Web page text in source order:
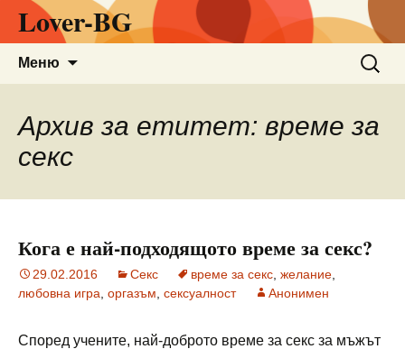
Lover-BG
Меню
за:
Архив за етитет: време за
секс
Кога е най-подходящото време за секс?
29.02.2016 Секс време за секс желание
любовна игра оргазъм сексуалност Анонимен
Според учените, най-доброто време за секс за мъжът